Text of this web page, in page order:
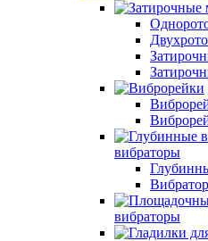
вибраторы
вибраторы